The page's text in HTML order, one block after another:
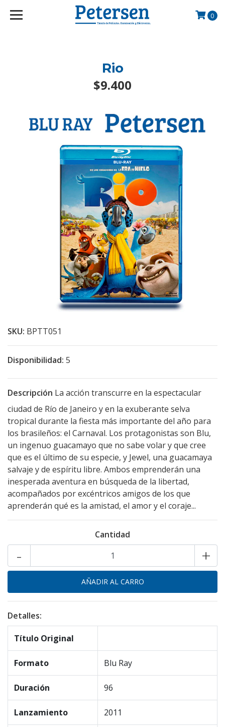
googlef2d1455d5020445a.html
0
Rio
$9.400
SKU: BPTT051
Disponibilidad: 5
Descripción La acción transcurre en la espectacular
ciudad de Río de Janeiro y en la exuberante selva
tropical durante la fiesta más importante del año para
los brasileños: el Carnaval. Los protagonistas son Blu,
un ingenuo guacamayo que no sabe volar y que cree
que es el último de su especie, y Jewel, una guacamaya
salvaje y de espíritu libre. Ambos emprenderán una
inesperada aventura en búsqueda de la libertad,
acompañados por excéntricos amigos de los que
aprenderán qué es la amistad, el amor y el coraje...
Cantidad
+
-
Detalles:
Título Original
Formato Blu Ray
Duración 96
Lanzamiento 2011